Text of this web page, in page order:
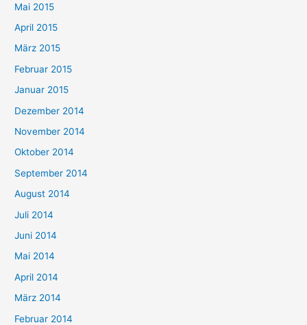
Mai 2015
April 2015
März 2015
Februar 2015
Januar 2015
Dezember 2014
November 2014
Oktober 2014
September 2014
August 2014
Juli 2014
Juni 2014
Mai 2014
April 2014
März 2014
Februar 2014